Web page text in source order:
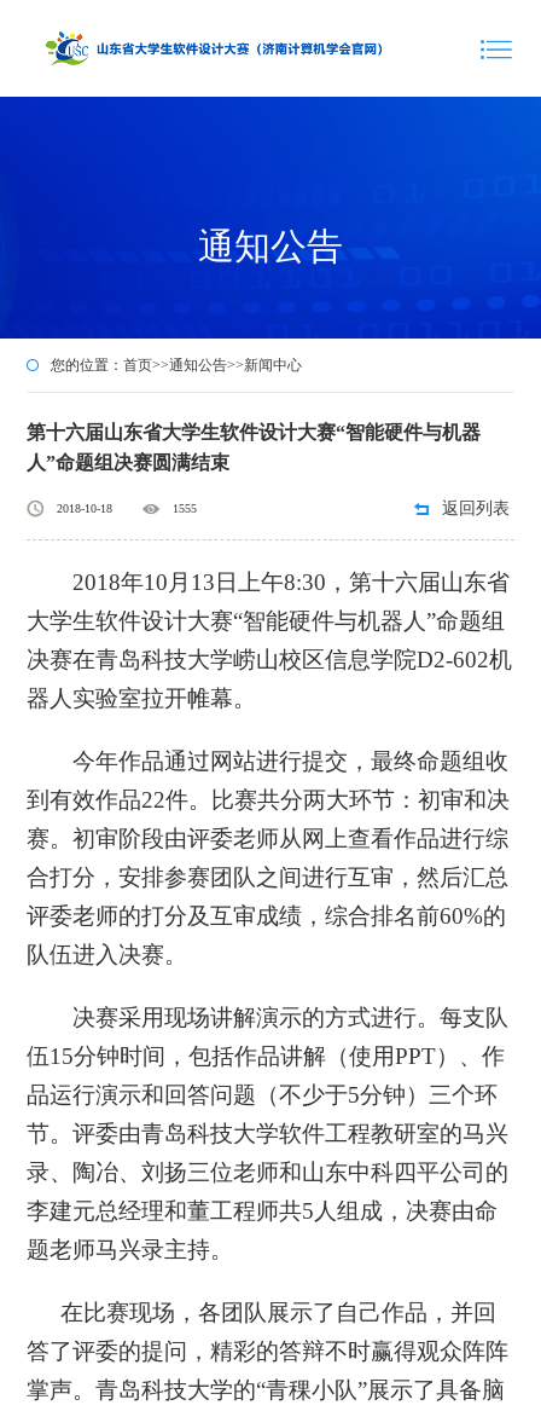
通知公告
您的位置：首页>>通知公告>>新闻中心
第十六届山东省大学生软件设计大赛“智能硬件与机器
人”命题组决赛圆满结束
2018-10-18 1555 返回列表
2018年10 月 13 日上午8:30 ，第十六届山东省
大学生软件设计大赛“智能硬件与机器人”命题组
决赛在青岛科技大学崂山校区信息学院D2-602机
器人实验室拉开帷幕。
今年作品通过网站进行提交，最终命题组收
到有效作品22件。比赛共分两大环节：初审和决
赛。初审阶段由评委老师从网上查看作品进行综
合打分，安排参赛团队之间进行互审，然后汇总
评委老师的打分及互审成绩，综合排名前60%的
队伍进入决赛。
决赛采用现场讲解演示的方式进行。每支队
伍15分钟时间，包括作品讲解（使用PPT）、作
品运行演示和回答问题（不少于5分钟）三个环
节。评委由青岛科技大学软件工程教研室的马兴
录、陶冶、刘扬三位老师和山东中科四平公司的
李建元总经理和董工程师共5 人组成，决赛由命
题老师马兴录主持。
在比赛现场，各团队展示了自己作品，并回
答了评委的提问，精彩的答辩不时赢得观众阵阵
掌声。青岛科技大学的“青稞小队”展示了具备脑